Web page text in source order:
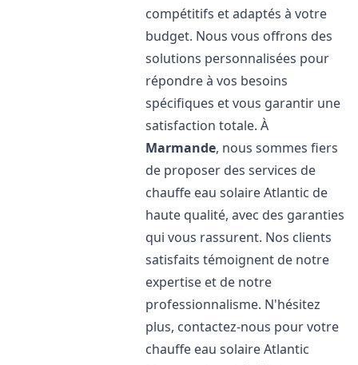
compétitifs et adaptés à votre
budget. Nous vous offrons des
solutions personnalisées pour
répondre à vos besoins
spécifiques et vous garantir une
satisfaction totale. À
Marmande, nous sommes fiers
de proposer des services de
chauffe eau solaire Atlantic de
haute qualité, avec des garanties
qui vous rassurent. Nos clients
satisfaits témoignent de notre
expertise et de notre
professionnalisme. N'hésitez
plus, contactez-nous pour votre
chauffe eau solaire Atlantic